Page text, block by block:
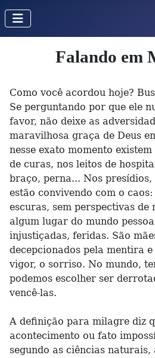
Falando em
Como você acordou hoje?
Se perguntando por que ele
favor, não deixe as
maravilhosa graça de Deus
nesse exato momento
de curas, nos leitos de
braço, perna... Nos presídios,
estão convivendo com o
escuras, sem perspectivas de
algum lugar do mundo
injustiçadas, feridas. São
decepcionados pela mentira
vigor, o sorriso. No mundo,
podemos escolher ser
vencê-las.
A definição para milagre diz
acontecimento ou fato
segundo as ciências